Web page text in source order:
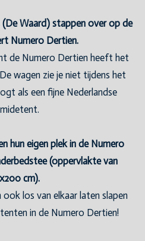
Waard) stappen over op de
Numero Dertien.
de Numero Dertien heeft het
wagen zie je niet tijdens het
als een fijne Nederlandse
hun eigen plek in de Numero
(oppervlakte van
cm).
los van elkaar laten slapen
in de Numero Dertien!